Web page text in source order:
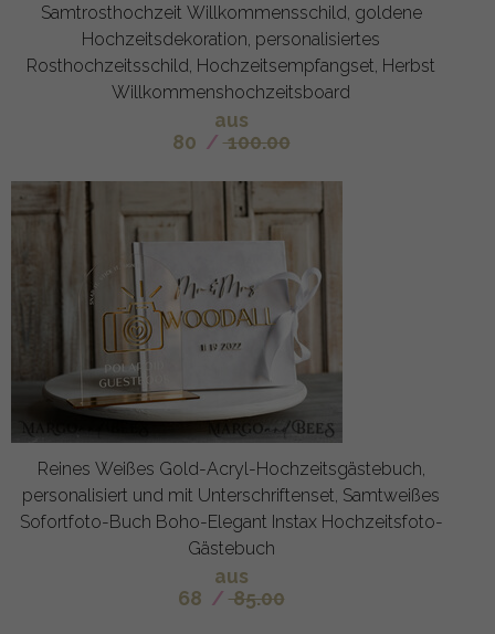
Samtrosthochzeit Willkommensschild, goldene
Hochzeitsdekoration, personalisiertes
Rosthochzeitsschild, Hochzeitsempfangset, Herbst
Willkommenshochzeitsboard
aus
80 / 100.00
Reines Weißes Gold-Acryl-Hochzeitsgästebuch,
personalisiert und mit Unterschriftenset, Samtweißes
Sofortfoto-Buch Boho-Elegant Instax Hochzeitsfoto-
Gästebuch
aus
68 / 85.00